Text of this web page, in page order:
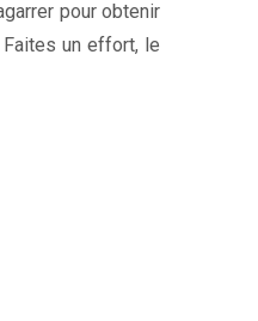
pour obtenir
un effort, le